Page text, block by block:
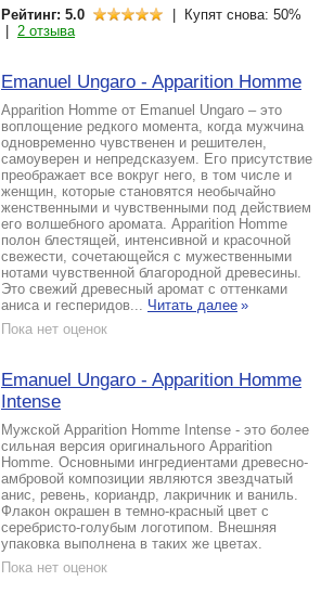
Рейтинг: 5.0
| Купят снова: 50%
2 отзыва
Emanuel Ungaro - Apparition Homme
Apparition Homme от Emanuel Ungaro – это
воплощение редкого момента, когда мужчина
одновременно чувственен и решителен,
самоуверен и непредсказуем. Его присутствие
преображает все вокруг него, в том числе и
женщин, которые становятся необычайно
женственными и чувственными под действием
его волшебного аромата. Apparition Homme
полон блестящей, интенсивной и красочной
свежести, сочетающейся с мужественными
нотами чувственной благородной древесины.
Это свежий древесный аромат с оттенками
аниса и гесперидов... Читать далее »
Пока нет оценок
Emanuel Ungaro - Apparition Homme
Intense
Мужской Apparition Homme Intense - это более
сильная версия оригинального Apparition
Homme. Основными ингредиентами древесно-
амбровой композиции являются звездчатый
анис, ревень, кориандр, лакричник и ваниль.
Флакон окрашен в темно-красный цвет с
серебристо-голубым логотипом. Внешняя
упаковка выполнена в таких же цветах.
Пока нет оценок